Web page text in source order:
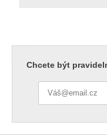
Chcete být